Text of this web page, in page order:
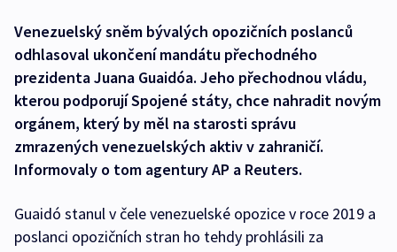
Venezuelský sněm bývalých opozičních poslanců
odhlasoval ukončení mandátu přechodného
prezidenta Juana Guaidóa. Jeho přechodnou vládu,
kterou podporují Spojené státy, chce nahradit novým
orgánem, který by měl na starosti správu
zmrazených venezuelských aktiv v zahraničí.
Informovaly o tom agentury AP a Reuters.
Guaidó stanul v čele venezuelské opozice v roce 2019 a
poslanci opozičních stran ho tehdy prohlásili za